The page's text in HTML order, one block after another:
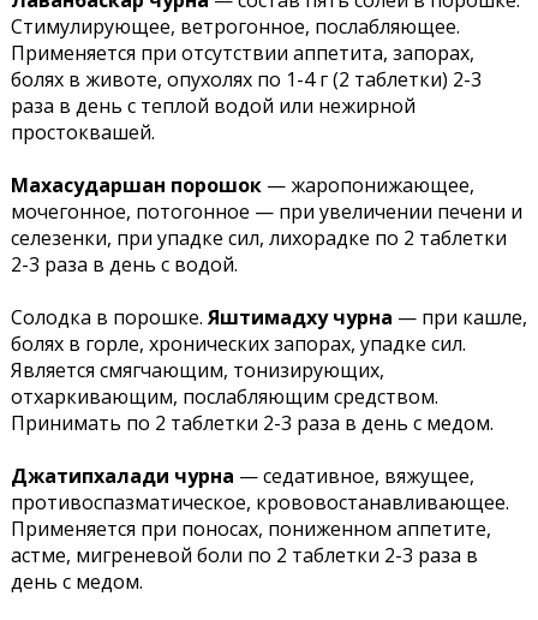
Стимулирующее, ветрогонное, послабляющее.
Применяется при отсутствии аппетита, запорах,
болях в животе, опухолях по 1-4 г (2 таблетки) 2-3
раза в день с теплой водой или нежирной
простоквашей.
Махасударшан порошок— жаропонижающее,
мочегонное, потогонное — при увеличении печени и
селезенки, при упадке сил, лихорадке по 2 таблетки
2-3 раза в день с водой.
Солодка в порошке. Яштимадху чурна — при кашле,
болях в горле, хронических запорах, упадке сил.
Является смягчающим, тонизирующих,
отхаркивающим, послабляющим средством.
Принимать по 2 таблетки 2-3 раза в день с медом.
Джатипхалади чурна — седативное, вяжущее,
противоспазматическое, крововостанавливающее.
Применяется при поносах, пониженном аппетите,
астме, мигреневой боли по 2 таблетки 2-3 раза в
день с медом.